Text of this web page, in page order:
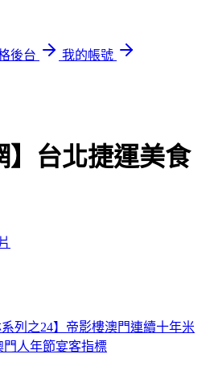
後台
我的帳號
】台北捷運美食
列之24】帝影樓澳門連續十年米
人年節宴客指標